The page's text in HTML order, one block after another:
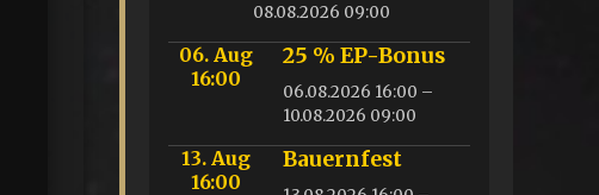
08.08.2026 09:00
06. Aug
16:00
25 % EP-Bonus
06.08.2026 16:00 –
10.08.2026 09:00
13. Aug
16:00
Bauernfest